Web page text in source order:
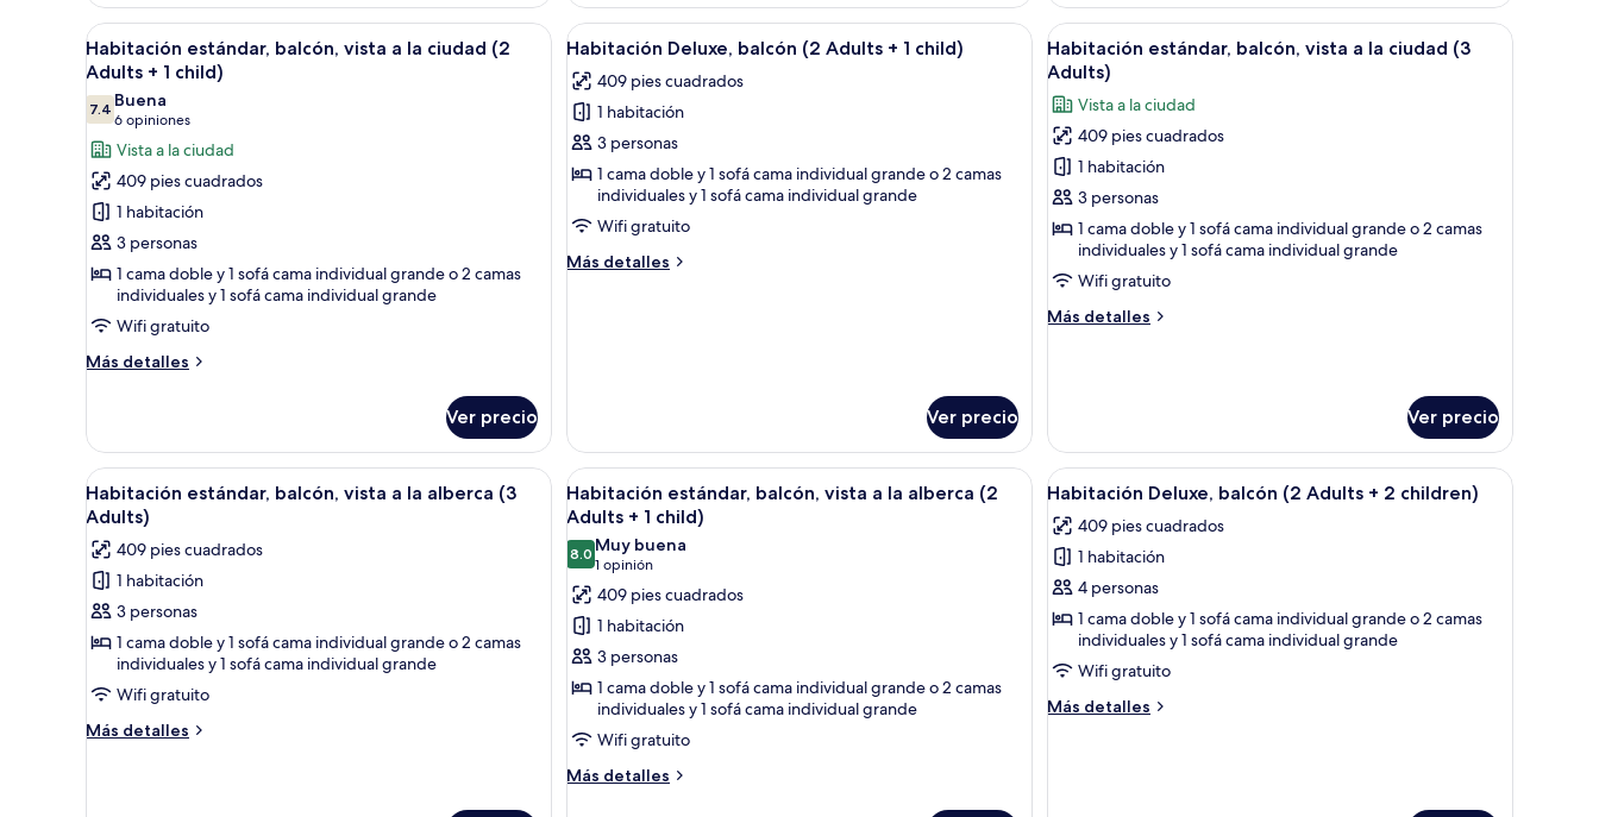
vista
a
alberca
balcón
(3
Adults)
Abrir
todas
las
fotos
de
Habitación
estándar,
balcón,
vista
a
ciudad
(2
1
child)
Una habitación de hotel con dos camas, un escritorio, una silla y un televisor.
4
Habitación estándar, balcón, vista a la ciudad (2
Adults + 1 child)
7.47.4 de 10
Buena
6 opiniones
(6
opiniones)
Vista a la ciudad
409 pies cuadrados
1 habitación
3 personas
1 cama doble y 1 sofá cama individual grande o 2 camas
individuales y 1 sofá cama individual grande
Wifi gratuito
Más detalles
Más
estándar,
balcón,
vista
a
ciudad
(2
Adults
+
child)
Ver precio
Abrir
todas
las
fotos
de
Habitación
Deluxe,
balcón
(2
Habitación de hotel con dos camas, un escritorio, una silla y un ventanal con cortinas.
5
Habitación Deluxe, balcón (2 Adults + 1 child)
409 pies cuadrados
1 habitación
3 personas
1 cama doble y 1 sofá cama individual grande o 2 camas
individuales y 1 sofá cama individual grande
Wifi gratuito
Más detalles
Más
child)
Ver precio
Abrir
todas
las
fotos
de
Habitación
estándar,
balcón,
vista
a
la
Habitación de hotel con una cama grande,
4
Habitación estándar, balcón, vista a la ciudad (3
Adults)
Vista a la ciudad
409 pies cuadrados
1 habitación
3 personas
1 cama doble y 1 sofá cama individual grande o 2 camas
individuales y 1 sofá cama individual grande
Wifi gratuito
Más detalles
Más
vista
la
(3
Adults)
Ver precio
Abrir
todas
las
fotos
de
Habitación
estándar,
balcón,
vista
a
Un hotel con piscina, palmeras y vistas a las montañas.
5
Habitación estándar, balcón, vista a la alberca (3
Adults)
409 pies cuadrados
1 habitación
3 personas
1 cama doble y 1 sofá cama individual grande o 2 camas
individuales y 1 sofá cama individual grande
Wifi gratuito
Más detalles
Más
Abrir
todas
las
fotos
de
Habitación
estándar,
balcón,
vista
a
la
alberca
Un hotel con piscina, palmeras y vistas a las montañas.
5
Habitación estándar, balcón, vista a la alberca (2
Adults + 1 child)
8.08.0 de 10
Muy buena
1 opinión
(1
opinión)
409 pies cuadrados
1 habitación
3 personas
1 cama doble y 1 sofá cama individual grande o 2 camas
individuales y 1 sofá cama individual grande
Wifi gratuito
Más detalles
Más
Abrir
todas
las
fotos
de
Habitación
Deluxe,
balcón
(2
Habitación de hotel con dos camas, un
5
Habitación Deluxe, balcón (2 Adults + 2 children)
409 pies cuadrados
1 habitación
4 personas
1 cama doble y 1 sofá cama individual grande o 2 camas
individuales y 1 sofá cama individual grande
Wifi gratuito
Más detalles
Más